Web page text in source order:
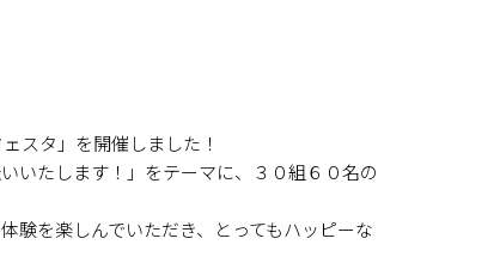
スタ」を開催しました！
いたします！」をテーマに、３０組６０名の
験を楽しんでいただき、とってもハッピーな